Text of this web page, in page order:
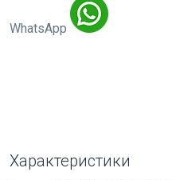
WhatsApp
Характеристики